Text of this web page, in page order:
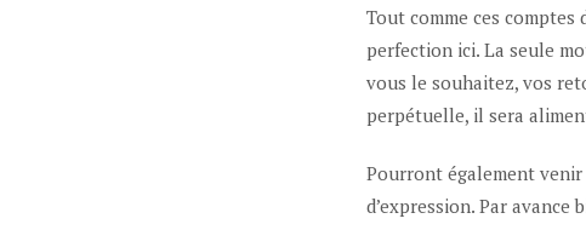
Tout comme ces comptes
perfection ici. La seule
vous le souhaitez, vos
perpétuelle, il sera
Pourront également venir
d’expression. Par avance